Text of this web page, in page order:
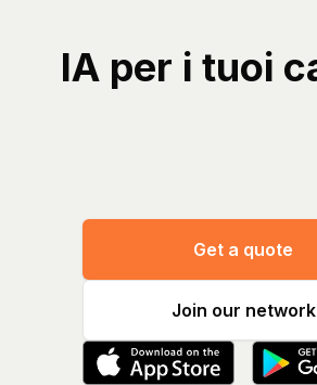
IA per i tuoi
Get a quote
Join our network